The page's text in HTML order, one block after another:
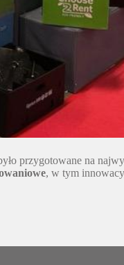
przygotowane na
, w tym